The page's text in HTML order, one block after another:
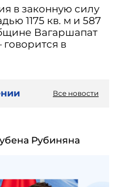
в законную силу
1175 кв. м и 587
Вагаршапат
в
Все новости
Рубиняна